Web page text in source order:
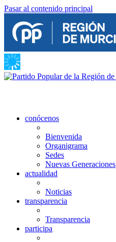
Pasar al contenido principal
conócenos
Bienvenida
Organigrama
Sedes
Nuevas Generaciones
actualidad
Noticias
transparencia
Transparencia
participa